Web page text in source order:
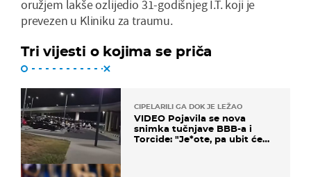
oružjem lakše ozlijedio 31-godišnjeg I.T. koji je
prevezen u Kliniku za traumu.
Tri vijesti o kojima se priča
CIPELARILI GA DOK JE LEŽAO
VIDEO Pojavila se nova
snimka tučnjave BBB-a i
Torcide: "Je*ote, pa ubit će